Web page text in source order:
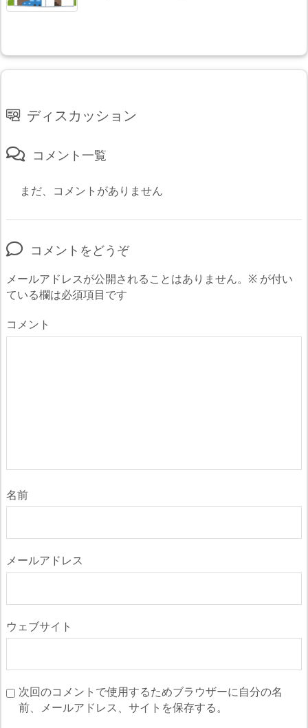
ディスカッション
コメント一覧
まだ、コメントがありません
コメントをどうぞ
メールアドレスが公開されることはありません。 ※ が付い
ている欄は必須項目です
コメント
名前
メールアドレス
ウェブサイト
次回のコメントで使用するためブラウザーに自分の名
前、メールアドレス、サイトを保存する。